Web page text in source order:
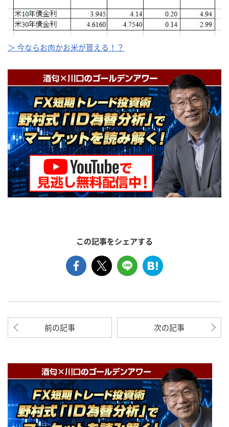
＞ 今ならお肉かお米が貰える！？
この記事をシェアする
前の記事 次の記事